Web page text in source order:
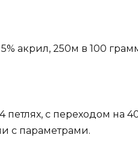
акрил, 250м в 100
с переходом на
с параметрами.